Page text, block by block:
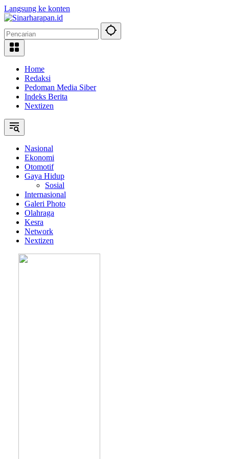
Langsung ke konten
Home
Redaksi
Pedoman Media Siber
Indeks Berita
Nextizen
Nasional
Ekonomi
Otomotif
Gaya Hidup
Sosial
Internasional
Galeri Photo
Olahraga
Kesra
Network
Nextizen